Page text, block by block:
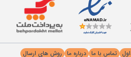
تماس با ما درباره ما روش های ارسال